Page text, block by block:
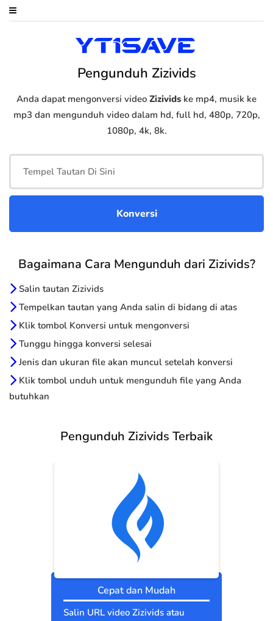
Pengunduh Zizivids
Anda dapat mengonversi video Zizivids ke mp4, musik ke
mp3 dan mengunduh video dalam hd, full hd, 480p, 720p,
1080p, 4k, 8k.
Bagaimana Cara Mengunduh dari Zizivids?
Salin tautan Zizivids
Tempelkan tautan yang Anda salin di bidang di atas
Klik tombol Konversi untuk mengonversi
Tunggu hingga konversi selesai
Jenis dan ukuran file akan muncul setelah konversi
Klik tombol unduh untuk mengunduh file yang Anda
butuhkan
Pengunduh Zizivids Terbaik
Cepat dan Mudah
Salin URL video Zizivids atau